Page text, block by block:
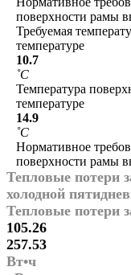
поверхности рамы
Требуемая
температуре
10.7
˚С
Температура
температуре
14.9
˚С
Нормативное
поверхности рамы
Тепловые потери
холодной
Тепловые потери
105.26
257.53
Вт•ч